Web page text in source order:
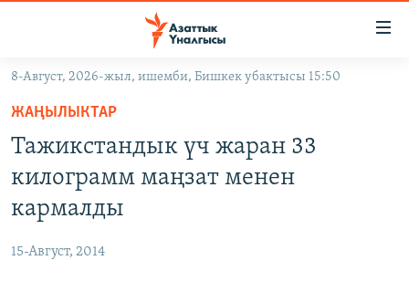
Навигацияга
өтүңүз
Издөөгө
салыңыз
МАДАНИЯТ
УКРАИНА
ТВ ПРОГРАММАЛАР
8-Август, 2026-жыл, ишемби, Бишкек убактысы 15:50
ЖАҢЫЛЫКТАР
Тажикстандык үч жаран 33
килограмм маңзат менен
кармалды
15-Август, 2014